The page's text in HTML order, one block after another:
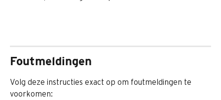
Foutmeldingen
Volg deze instructies exact op om foutmeldingen te
voorkomen: